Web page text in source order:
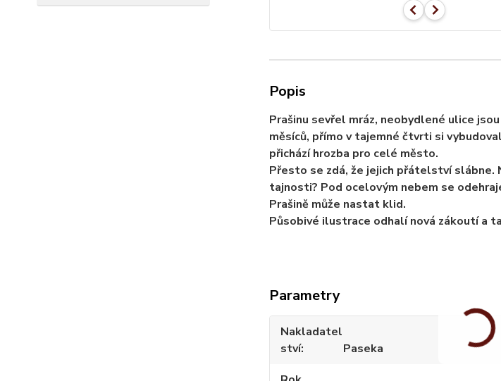
Popis
Prašinu sevřel mráz, neobydlené ulice
měsíců, přímo v tajemné čtvrti si
přichází hrozba pro celé město.
Přesto se zdá, že jejich přátelství slábne.
tajnosti? Pod ocelovým nebem se
Prašině může nastat klid.
Působivé ilustrace odhalí nová zákoutí a
Parametry
Nakladatel
ství
Paseka